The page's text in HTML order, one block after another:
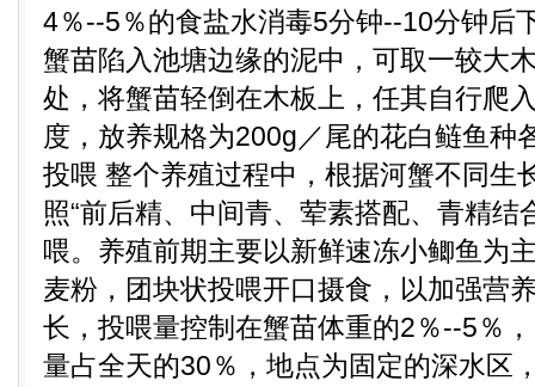
4％--5％的食盐水消毒5分钟--10分钟后
蟹苗陷入池塘边缘的泥中，可取一较大
处，将蟹苗轻倒在木板上，任其自行爬
度，放养规格为200g／尾的花白鲢鱼种
投喂 整个养殖过程中，根据河蟹不同生
照“前后精、中间青、荤素搭配、青精结
喂。养殖前期主要以新鲜速冻小鲫鱼为
麦粉，团块状投喂开口摄食，以加强营
长，投喂量控制在蟹苗体重的2％--5％
量占全天的30％，地点为固定的深水区